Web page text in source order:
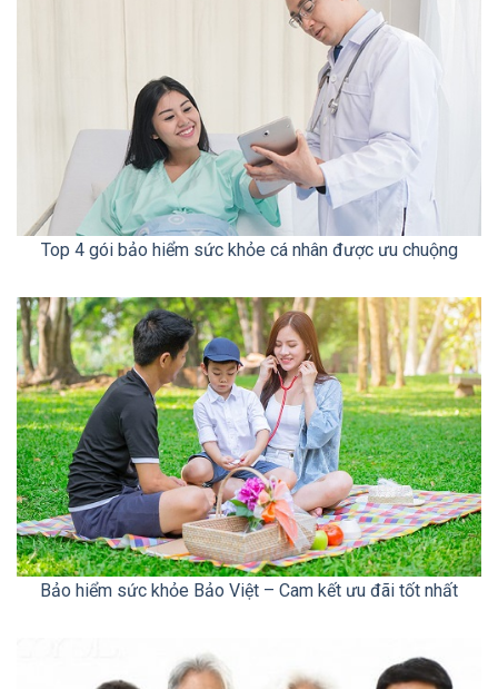
Top 4 gói bảo hiểm sức khỏe cá nhân được ưu chuộng
Bảo hiểm sức khỏe Bảo Việt – Cam kết ưu đãi tốt nhất